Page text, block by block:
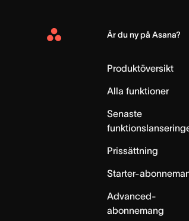
Asana
Är du ny på Asana?
Produktöversikt
Alla funktioner
Senaste
Prissättning
Starter-
Advanced-
abonnemang